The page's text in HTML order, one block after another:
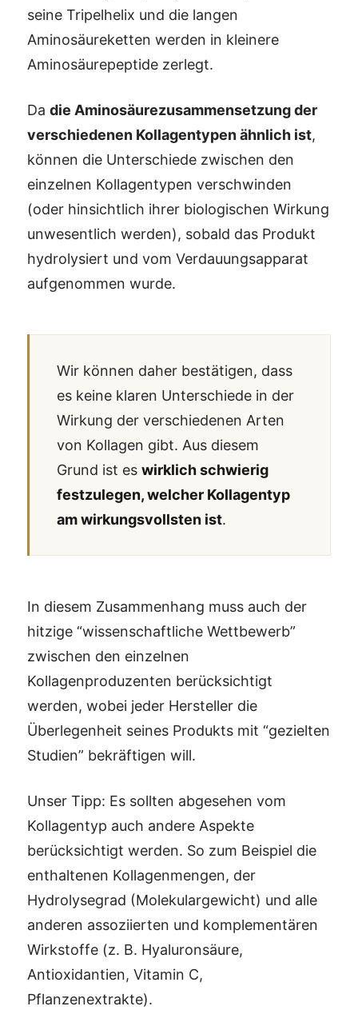
seine Tripelhelix und die langen
Aminosäureketten werden in kleinere
Aminosäurepeptide zerlegt.
Da die Aminosäurezusammensetzung der
verschiedenen Kollagentypen ähnlich ist,
können die Unterschiede zwischen den
einzelnen Kollagentypen verschwinden
(oder hinsichtlich ihrer biologischen Wirkung
unwesentlich werden), sobald das Produkt
hydrolysiert und vom Verdauungsapparat
aufgenommen wurde.
Wir können daher bestätigen, dass
es keine klaren Unterschiede in der
Wirkung der verschiedenen Arten
von Kollagen gibt. Aus diesem
Grund ist es wirklich schwierig
festzulegen, welcher Kollagentyp
am wirkungsvollsten ist.
In diesem Zusammenhang muss auch der
hitzige “wissenschaftliche Wettbewerb”
zwischen den einzelnen
Kollagenproduzenten berücksichtigt
werden, wobei jeder Hersteller die
Überlegenheit seines Produkts mit “gezielten
Studien” bekräftigen will.
Unser Tipp: Es sollten abgesehen vom
Kollagentyp auch andere Aspekte
berücksichtigt werden. So zum Beispiel die
enthaltenen Kollagenmengen, der
Hydrolysegrad (Molekulargewicht) und alle
anderen assoziierten und komplementären
Wirkstoffe (z. B. Hyaluronsäure,
Antioxidantien, Vitamin C,
Pflanzenextrakte).